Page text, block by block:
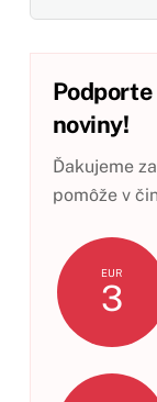
noviny!
Ďakujeme
pomôže v
EUR
3